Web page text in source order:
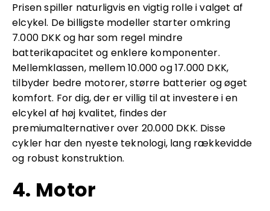
Prisen spiller naturligvis en vigtig rolle i valget af
elcykel. De billigste modeller starter omkring
7.000 DKK og har som regel mindre
batterikapacitet og enklere komponenter.
Mellemklassen, mellem 10.000 og 17.000 DKK,
tilbyder bedre motorer, større batterier og øget
komfort. For dig, der er villig til at investere i en
elcykel af høj kvalitet, findes der
premiumalternativer over 20.000 DKK. Disse
cykler har den nyeste teknologi, lang rækkevidde
og robust konstruktion.
4. Motor